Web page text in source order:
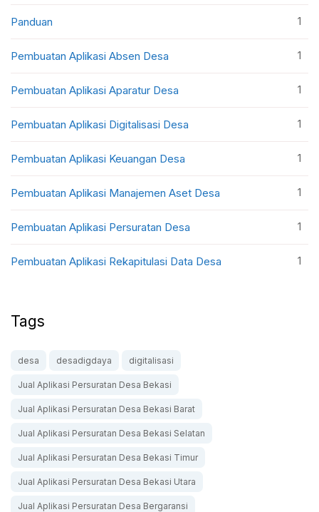
Panduan 1
Pembuatan Aplikasi Absen Desa 1
Pembuatan Aplikasi Aparatur Desa 1
Pembuatan Aplikasi Digitalisasi Desa 1
Pembuatan Aplikasi Keuangan Desa 1
Pembuatan Aplikasi Manajemen Aset Desa 1
Pembuatan Aplikasi Persuratan Desa 1
Pembuatan Aplikasi Rekapitulasi Data Desa 1
Tags
desa desadigdaya digitalisasi
Jual Aplikasi Persuratan Desa Bekasi
Jual Aplikasi Persuratan Desa Bekasi Barat
Jual Aplikasi Persuratan Desa Bekasi Selatan
Jual Aplikasi Persuratan Desa Bekasi Timur
Jual Aplikasi Persuratan Desa Bekasi Utara
Jual Aplikasi Persuratan Desa Bergaransi